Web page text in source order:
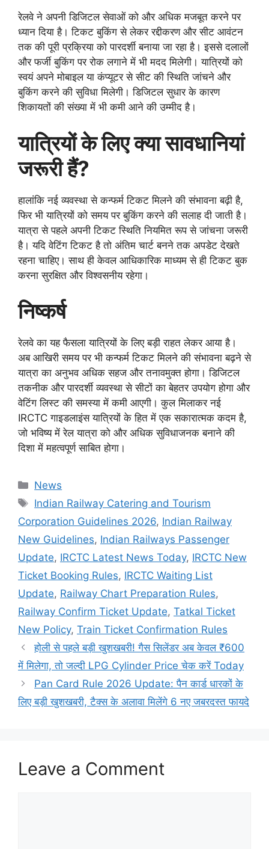
रेलवे ने अपनी डिजिटल सेवाओं को और अधिक मजबूत करने पर
ध्यान दिया है। टिकट बुकिंग से लेकर रद्दीकरण और सीट आवंटन
तक की पूरी प्रक्रिया को पारदर्शी बनाया जा रहा है। इससे दलालों
और फर्जी बुकिंग पर रोक लगाने में भी मदद मिलेगी। यात्रियों को
स्वयं अपने मोबाइल या कंप्यूटर से सीट की स्थिति जांचने और
बुकिंग करने की सुविधा मिलेगी। डिजिटल सुधार के कारण
शिकायतों की संख्या में भी कमी आने की उम्मीद है।
यात्रियों के लिए क्या सावधानियां
जरूरी हैं?
हालांकि नई व्यवस्था से कन्फर्म टिकट मिलने की संभावना बढ़ी है,
फिर भी यात्रियों को समय पर बुकिंग करने की सलाह दी जाती है।
यात्रा से पहले अपनी टिकट स्थिति नियमित रूप से जांचना जरूरी
है। यदि वेटिंग टिकट है तो अंतिम चार्ट बनने तक अपडेट देखते
रहना चाहिए। साथ ही केवल आधिकारिक माध्यम से ही टिकट बुक
करना सुरक्षित और विश्वसनीय रहेगा।
निष्कर्ष
रेलवे का यह फैसला यात्रियों के लिए बड़ी राहत लेकर आया है।
अब आखिरी समय पर भी कन्फर्म टिकट मिलने की संभावना बढ़ने से
यात्रा का अनुभव अधिक सहज और तनावमुक्त होगा। डिजिटल
तकनीक और पारदर्शी व्यवस्था से सीटों का बेहतर उपयोग होगा और
वेटिंग लिस्ट की समस्या में कमी आएगी। कुल मिलाकर नई
IRCTC गाइडलाइंस यात्रियों के हित में एक सकारात्मक कदम है,
जो भविष्य में रेल यात्रा को और अधिक सुविधाजनक बनाने की
दिशा में महत्वपूर्ण साबित होगा।
Categories
News
Tags
Indian Railway Catering and Tourism
Corporation Guidelines 2026, Indian Railway
New Guidelines, Indian Railways Passenger
Update, IRCTC Latest News Today, IRCTC New
Ticket Booking Rules, IRCTC Waiting List
Update, Railway Chart Preparation Rules,
Railway Confirm Ticket Update, Tatkal Ticket
New Policy, Train Ticket Confirmation Rules
होली से पहले बड़ी खुशखबरी! गैस सिलेंडर अब केवल ₹600
में मिलेगा, तो जल्दी LPG Cylinder Price चेक करें Today
Pan Card Rule 2026 Update: पैन कार्ड धारकों के
लिए बड़ी खुशखबरी, टैक्स के अलावा मिलेंगे 6 नए जबरदस्त फायदे
Leave a Comment